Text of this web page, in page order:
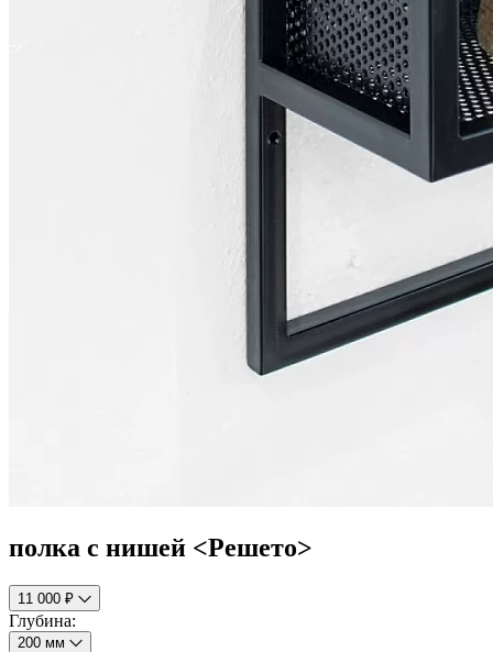
полка с нишей <Решето>
11 000 ₽
Глубина:
200 мм